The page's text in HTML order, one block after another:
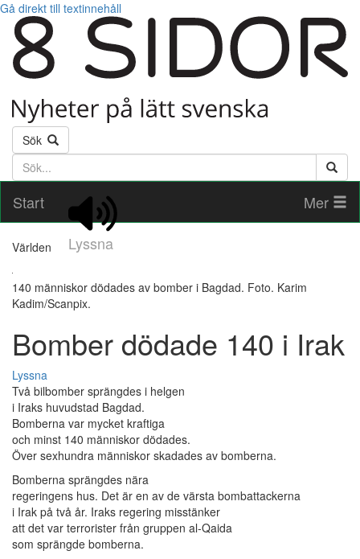
Gå direkt till textinnehåll
Sök
Söktext
Start
Lyssna
Mer
Världen
140 människor dödades av bomber i Bagdad. Foto. Karim
Kadim/Scanpix.
Bomber dödade 140 i Irak
Lyssna
Två bilbomber sprängdes i helgen
i Iraks huvudstad Bagdad.
Bomberna var mycket kraftiga
och minst 140 människor dödades.
Över sexhundra människor skadades av bomberna.
Bomberna sprängdes nära
regeringens hus. Det är en av de värsta bombattackerna
i Irak på två år. Iraks regering misstänker
att det var terrorister från gruppen al-Qaida
som sprängde bomberna.